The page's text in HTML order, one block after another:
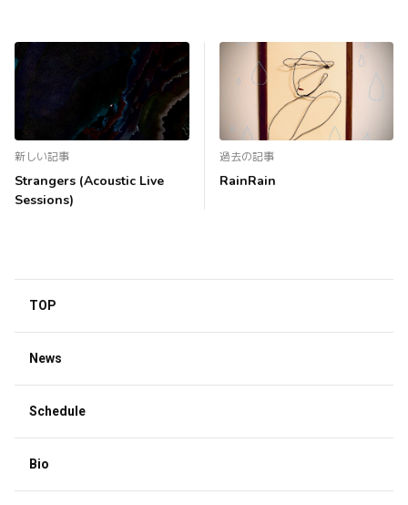
新しい記事
Strangers (Acoustic Live
Sessions)
過去の記事
RainRain
TOP
News
Schedule
Bio